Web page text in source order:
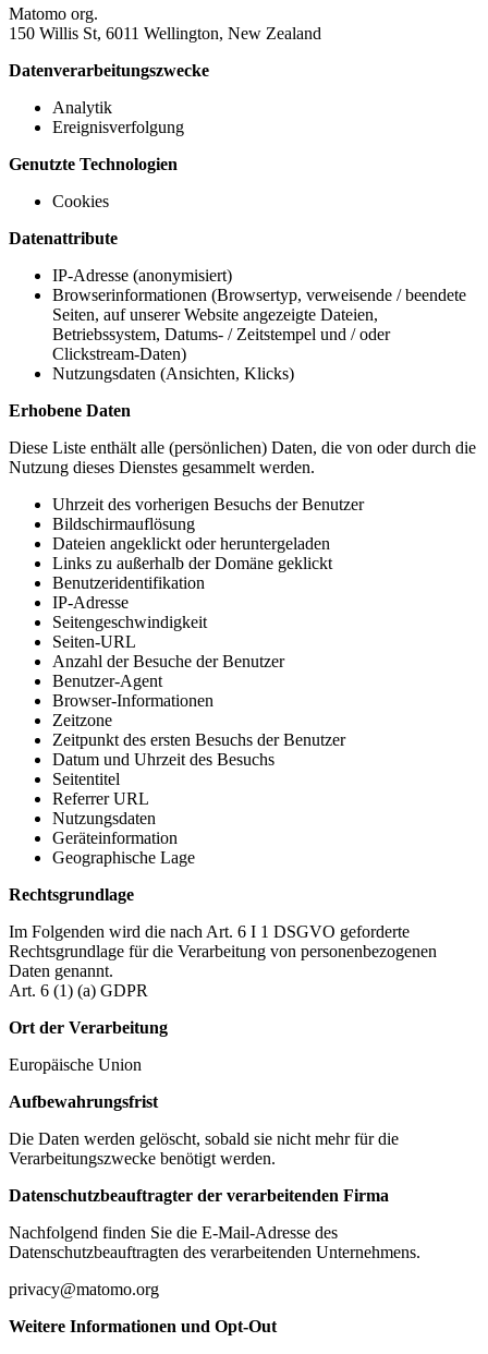
Matomo org.
150 Willis St, 6011 Wellington, New Zealand
Datenverarbeitungszwecke
Analytik
Ereignisverfolgung
Genutzte Technologien
Cookies
Datenattribute
IP-Adresse (anonymisiert)
Browserinformationen (Browsertyp, verweisende / beendete
Seiten, auf unserer Website angezeigte Dateien,
Betriebssystem, Datums- / Zeitstempel und / oder
Clickstream-Daten)
Nutzungsdaten (Ansichten, Klicks)
Erhobene Daten
Diese Liste enthält alle (persönlichen) Daten, die von oder durch die
Nutzung dieses Dienstes gesammelt werden.
Uhrzeit des vorherigen Besuchs der Benutzer
Bildschirmauflösung
Dateien angeklickt oder heruntergeladen
Links zu außerhalb der Domäne geklickt
Benutzeridentifikation
IP-Adresse
Seitengeschwindigkeit
Seiten-URL
Anzahl der Besuche der Benutzer
Benutzer-Agent
Browser-Informationen
Zeitzone
Zeitpunkt des ersten Besuchs der Benutzer
Datum und Uhrzeit des Besuchs
Seitentitel
Referrer URL
Nutzungsdaten
Geräteinformation
Geographische Lage
Rechtsgrundlage
Im Folgenden wird die nach Art. 6 I 1 DSGVO geforderte
Rechtsgrundlage für die Verarbeitung von personenbezogenen
Daten genannt.
Art. 6 (1) (a) GDPR
Ort der Verarbeitung
Europäische Union
Aufbewahrungsfrist
Die Daten werden gelöscht, sobald sie nicht mehr für die
Verarbeitungszwecke benötigt werden.
Datenschutzbeauftragter der verarbeitenden Firma
Nachfolgend finden Sie die E-Mail-Adresse des
Datenschutzbeauftragten des verarbeitenden Unternehmens.
privacy@matomo.org
Weitere Informationen und Opt-Out